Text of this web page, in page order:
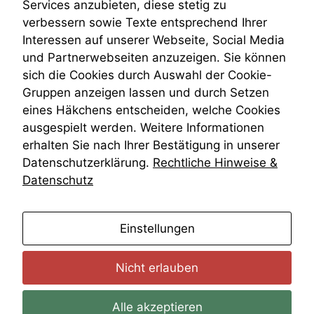
VRK
Wiederherstellungsanordnung
Zivilprozessordnung
ZPO
Zustellfiktion
Zuständigkeit
Öffentliches Personalrecht
Öffentlichkeitsprinzip
Services anzubieten, diese stetig zu
verbessern sowie Texte entsprechend Ihrer
Interessen auf unserer Webseite, Social Media
und Partnerwebseiten anzuzeigen. Sie können
sich die Cookies durch Auswahl der Cookie-
Gruppen anzeigen lassen und durch Setzen
eines Häkchens entscheiden, welche Cookies
ausgespielt werden. Weitere Informationen
erhalten Sie nach Ihrer Bestätigung in unserer
Datenschutzerklärung. Rechtliche Hinweise &
Datenschutz
Einstellungen
Nicht erlauben
Alle akzeptieren
Daten auf.
Funktionalität
Einige
Funktionen auf
dieser Website
sind optional.
Wenn Sie
diese Option
deaktivieren,
kann die
funktionieren.
Wir speichern
anonyme Daten ab,
um interne